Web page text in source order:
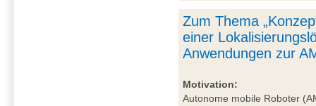
Zum Thema
einer
Anwendungen zur
Motivation:
Autonome mobile Roboter